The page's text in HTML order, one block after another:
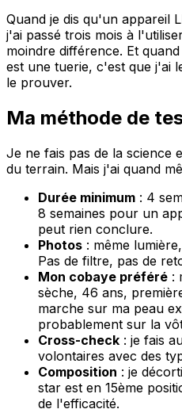
Quand je dis qu'un appareil
j'ai passé trois mois à
moindre différence. Et
est une tuerie, c'est que j'ai
le prouver.
Ma méthode de
Je ne fais pas de la science
du terrain. Mais j'ai quand
Durée minimum : 4
8 semaines pour un
peut rien conclure.
Photos : même
Pas de filtre, pas de
Mon cobaye préféré :
sèche, 46 ans,
marche sur ma peau
probablement sur la
Cross-check : je fais
volontaires avec des
Composition : je
star est en 15ème
de l'efficacité.